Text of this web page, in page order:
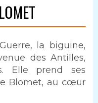
la biguine,
des Antilles,
Elle prend ses
Blomet, au cœur